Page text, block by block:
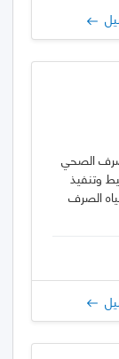
الصحي
وتنفيذ
الصرف